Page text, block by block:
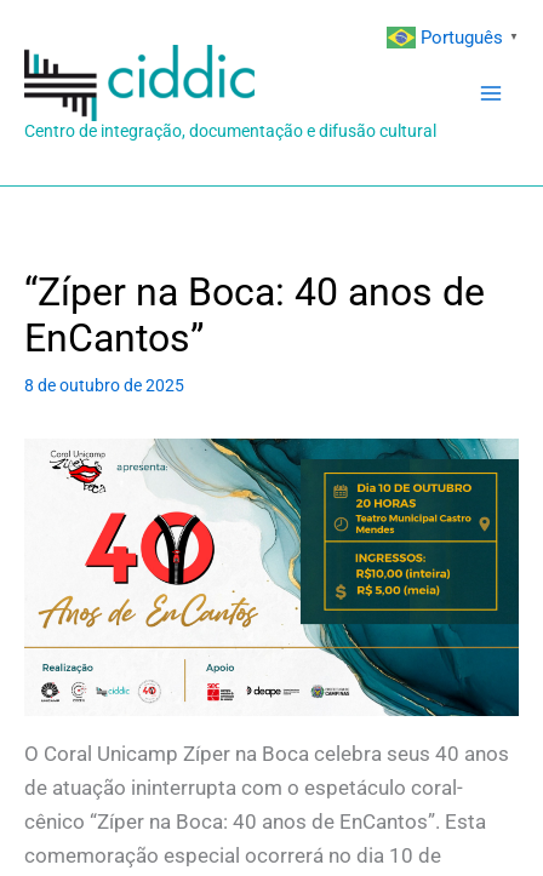
para
conteúdo
Centro de integração, documentação e difusão cultural
“Zíper na Boca: 40 anos de
EnCantos”
8 de outubro de 2025
O Coral Unicamp Zíper na Boca celebra seus 40 anos
de atuação ininterrupta com o espetáculo coral-
cênico “Zíper na Boca: 40 anos de EnCantos”. Esta
comemoração especial ocorrerá no dia 10 de
Português ▼